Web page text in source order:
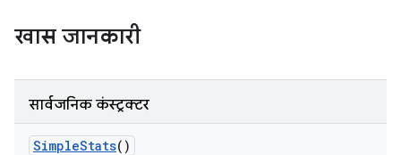
खास जानकारी
सार्वजनिक कंस्ट्रक्टर
SimpleStats()